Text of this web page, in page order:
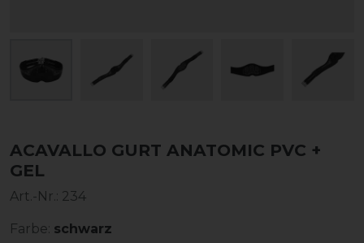
ACAVALLO GURT ANATOMIC PVC +
GEL
Art.-Nr.: 234
Farbe: schwarz